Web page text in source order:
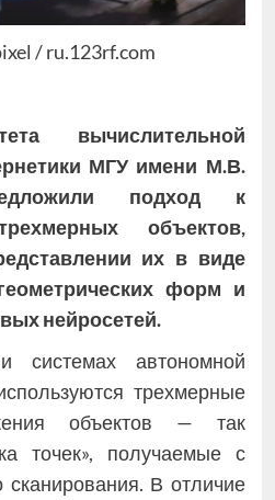
/ ru.123rf.com
вычислительной
МГУ имени М.В.
подход к
объектов,
их в виде
форм и
нейросетей.
системах автономной
трехмерные
объектов — так
точек», получаемые с
В отличие